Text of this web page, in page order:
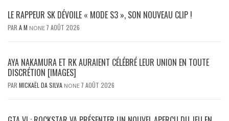
LE RAPPEUR SK DÉVOILE « MODE S3 », SON NOUVEAU CLIP !
PAR A M NONE 7 AOÛT 2026
AYA NAKAMURA ET RK AURAIENT CÉLÉBRÉ LEUR UNION EN TOUTE
DISCRÉTION [IMAGES]
PAR MICKAËL DA SILVA NONE 7 AOÛT 2026